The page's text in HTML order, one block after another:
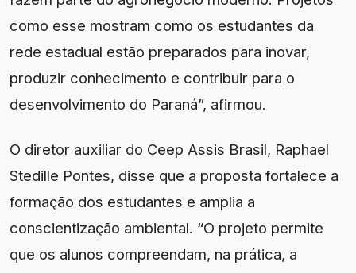
como esse mostram como os estudantes da
rede estadual estão preparados para inovar,
produzir conhecimento e contribuir para o
desenvolvimento do Paraná”, afirmou.
O diretor auxiliar do Ceep Assis Brasil, Raphael
Stedille Pontes, disse que a proposta fortalece a
formação dos estudantes e amplia a
conscientização ambiental. “O projeto permite
que os alunos compreendam, na prática, a